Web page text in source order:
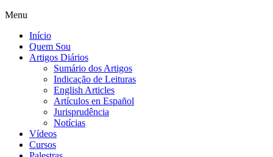
Menu
Início
Quem Sou
Artigos Diários
Sumário dos Artigos
Indicação de Leituras
English Articles
Artículos en Español
Jurisprudência
Notícias
Vídeos
Cursos